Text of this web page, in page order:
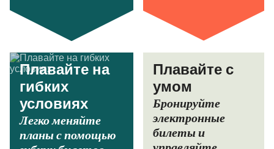
Плавайте на
гибких
условиях
Легко меняйте
планы с помощью
Плавайте с
умом
Бронируйте
электронные
билеты и